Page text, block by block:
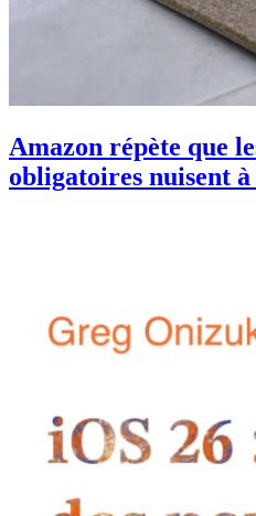
Amazon répète que
obligatoires nuisent